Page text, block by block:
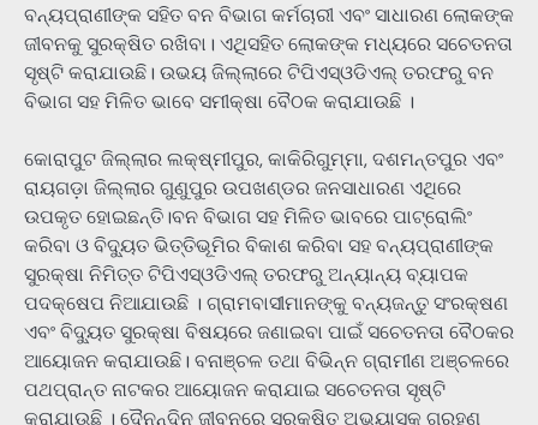
ବନ୍ୟପ୍ରାଣୀଙ୍କ ସହିତ ବନ ବିଭାଗ କର୍ମଚାରୀ ଏବଂ ସାଧାରଣ ଲୋକଙ୍କ
ଜୀବନକୁ ସୁରକ୍ଷିତ ରଖିବା। ଏଥିସହିତ ଲୋକଙ୍କ ମଧ୍ୟରେ ସଚେତନତା
ସୃଷ୍ଟି କରାଯାଉଛି। ଉଭୟ ଜିଲ୍ଲାରେ ଟିପିଏସ୍ଓଡିଏଲ୍ ତରଫରୁ ବନ
ବିଭାଗ ସହ ମିଳିତ ଭାବେ ସମୀକ୍ଷା ବୈଠକ କରାଯାଉଛି ।
କୋରାପୁଟ ଜିଲ୍ଲାର ଲକ୍ଷ୍ମୀପୁର, କାକିରିଗୁମ୍ମା, ଦଶମନ୍ତପୁର ଏବଂ
ରାୟଗଡ଼ା ଜିଲ୍ଲାର ଗୁଣୁପୁର ଉପଖଣ୍ଡର ଜନସାଧାରଣ ଏଥିରେ
ଉପକୃତ ହୋଇଛନ୍ତି।ବନ ବିଭାଗ ସହ ମିଳିତ ଭାବରେ ପାଟ୍ରୋଲିଂ
କରିବା ଓ ବିଦ୍ୟୁତ ଭିତ୍ତିଭୂମିର ବିକାଶ କରିବା ସହ ବନ୍ୟପ୍ରାଣୀଙ୍କ
ସୁରକ୍ଷା ନିମିତ୍ତ ଟିପିଏସ୍ଓଡିଏଲ୍ ତରଫରୁ ଅନ୍ୟାନ୍ୟ ବ୍ୟାପକ
ପଦକ୍ଷେପ ନିଆଯାଉଛି । ଗ୍ରାମବାସୀମାନଙ୍କୁ ବନ୍ୟଜନ୍ତୁ ସଂରକ୍ଷଣ
ଏବଂ ବିଦ୍ୟୁତ ସୁରକ୍ଷା ବିଷୟରେ ଜଣାଇବା ପାଇଁ ସଚେତନତା ବୈଠକର
ଆୟୋଜନ କରାଯାଉଛି। ବନାଞ୍ଚଳ ତଥା ବିଭିନ୍ନ ଗ୍ରାମୀଣ ଅଞ୍ଚଳରେ
ପଥପ୍ରାନ୍ତ ନାଟକର ଆୟୋଜନ କରାଯାଇ ସଚେତନତା ସୃଷ୍ଟି
କରାଯାଉଛି । ଦୈନନ୍ଦିନ ଜୀବନରେ ସୁରକ୍ଷିତ ଅଭ୍ୟାସକୁ ଗ୍ରହଣ